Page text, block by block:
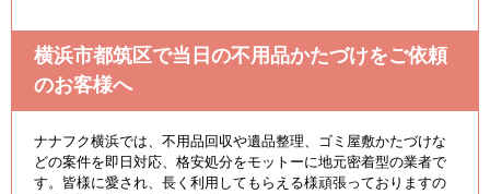
横浜市都筑区で当日の不用品かたづけをご依頼
のお客様へ
ナナフク横浜では、不用品回収や遺品整理、ゴミ屋敷かたづけな
どの案件を即日対応、格安処分をモットーに地元密着型の業者で
す。皆様に愛され、長く利用してもらえる様頑張っておりますの